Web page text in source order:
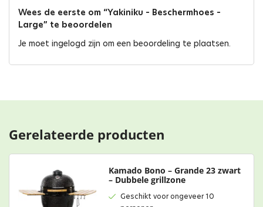
Wees de eerste om “Yakiniku – Beschermhoes –
Large” te beoordelen
Je moet ingelogd zijn om een beoordeling te plaatsen.
Gerelateerde producten
Kamado Bono – Grande 23 zwart
– Dubbele grillzone
Geschikt voor ongeveer 10